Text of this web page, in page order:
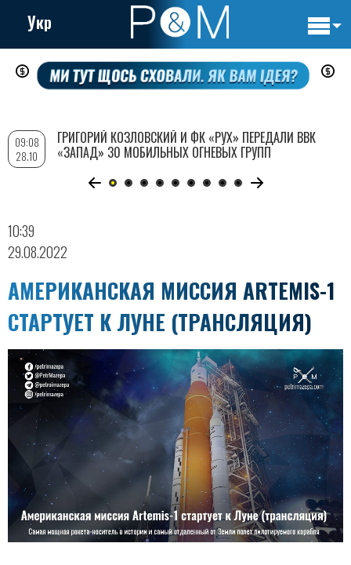
Перейти
содержанию
Укр
10:39
29.08.2022
АМЕРИКАНСКАЯ МИССИЯ ARTEMIS-1
СТАРТУЕТ К ЛУНЕ (ТРАНСЛЯЦИЯ)
09:08
28.10
ГРИГОРИЙ КОЗЛОВСКИЙ И ФК «РУХ» ПЕРЕДАЛИ ВВК
«ЗАПАД» 30 МОБИЛЬНЫХ ОГНЕВЫХ ГРУПП